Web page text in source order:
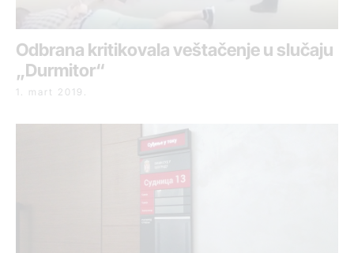
Odbrana kritikovala veštačenje u slučaju
„Durmitor“
1. mart 2019.